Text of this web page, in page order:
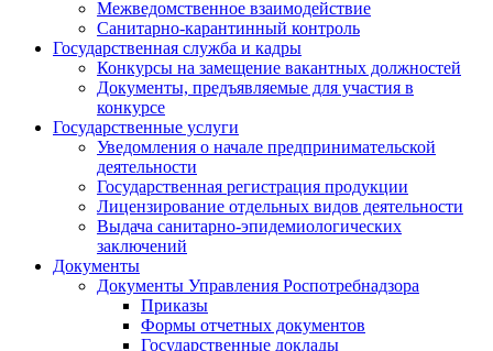
Межведомственное взаимодействие
Санитарно-карантинный контроль
Государственная служба и кадры
Конкурсы на замещение вакантных должностей
Документы, предъявляемые для участия в
конкурсе
Государственные услуги
Уведомления о начале предпринимательской
деятельности
Государственная регистрация продукции
Лицензирование отдельных видов деятельности
Выдача санитарно-эпидемиологических
заключений
Документы
Документы Управления Роспотребнадзора
Приказы
Формы отчетных документов
Государственные доклады